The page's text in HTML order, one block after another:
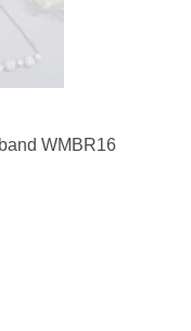
WMBR16